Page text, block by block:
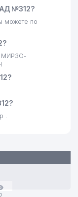
№312?
можете по
МИРЗО-
.